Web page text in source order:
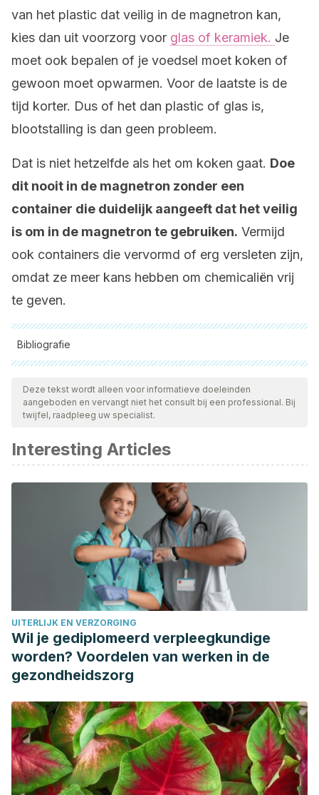
van het plastic dat veilig in de magnetron kan,
kies dan uit voorzorg voor glas of keramiek. Je
moet ook bepalen of je voedsel moet koken of
gewoon moet opwarmen. Voor de laatste is de
tijd korter. Dus of het dan plastic of glas is,
blootstalling is dan geen probleem.
Dat is niet hetzelfde als het om koken gaat. Doe
dit nooit in de magnetron zonder een
container die duidelijk aangeeft dat het veilig
is om in de magnetron te gebruiken. Vermijd
ook containers die vervormd of erg versleten zijn,
omdat ze meer kans hebben om chemicaliën vrij
te geven.
Bibliografie
Alle aangehaalde bronnen zijn grondig gecontroleerd door
ons team om hun kwaliteit, betrouwbaarheid, actualiteit en
geldigheid te waarborgen. De bibliografie van dit artikel werd
Albino, D. A. (2001). Interacción envase-alimento en
aplicaciones de alta temperatura (Doctoral dissertation,
Universidad de Zaragoza). Disponible en:
https://www.aragon.es/documents/20127/674325/
3634-899a-9f96-48e5c29b71c7
Beltrán, M. I. (2011). Tema 2. Tipos de plásticos, aditivación
y mezclado. Tecnología de los Polímeros. Disponible en:
https://rua.ua.es/dspace/
Cadavid, R. R. V. M. A. Horno microondas, su
funcionamiento, mitos y realidades, y una medida de la
velocidad de la luz. Disponible en
https://www.researchgate.net/
conocimiento del consumidor acerca de los riesgos
asociados al uso de recipientes plásticos durante el
calentamiento de alimentos(Doctoral dissertation,
Universidad Argentina de la Empresa). Disponible en:
https://repositorio.uade.edu.ar/xmlui/handle/123456789/2458
Deze tekst wordt alleen voor informatieve doeleinden
aangeboden en vervangt niet het consult bij een professional. Bij
twijfel, raadpleeg uw specialist.
Interesting Articles
UITERLIJK EN VERZORGING
Wil je gediplomeerd verpleegkundige
worden? Voordelen van werken in de
gezondheidszorg